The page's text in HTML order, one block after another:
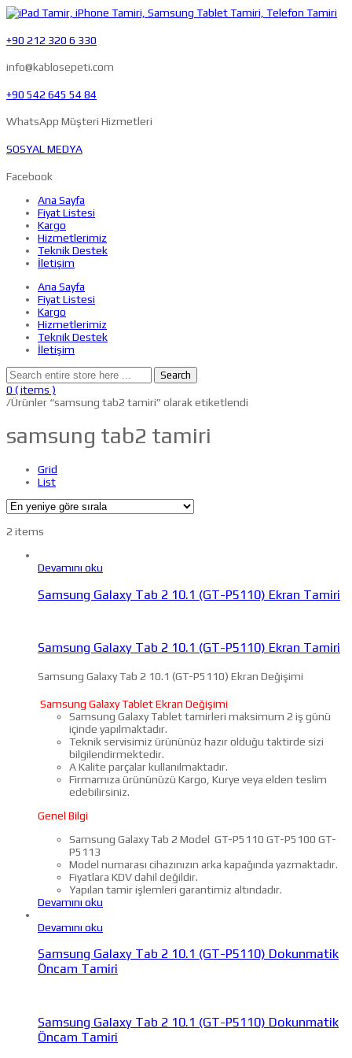
+90 212 320 6 330
info@kablosepeti.com
+90 542 645 54 84
WhatsApp Müşteri Hizmetleri
SOSYAL MEDYA
Facebook
Ana Sayfa
Fiyat Listesi
Kargo
Hizmetlerimiz
Teknik Destek
İletişim
Ana Sayfa
Fiyat Listesi
Kargo
Hizmetlerimiz
Teknik Destek
İletişim
Search
0 ( items )
/Ürünler “samsung tab2 tamiri” olarak etiketlendi
samsung tab2 tamiri
Grid
List
2 items
Devamını oku
Samsung Galaxy Tab 2 10.1 (GT-P5110) Ekran Tamiri
Samsung Galaxy Tab 2 10.1 (GT-P5110) Ekran Tamiri
Samsung Galaxy Tab 2 10.1 (GT-P5110) Ekran Değişimi
Samsung Galaxy Tablet Ekran Değişimi
Samsung Galaxy Tablet tamirleri maksimum 2 iş günü
içinde yapılmaktadır.
Teknik servisimiz ürününüz hazır olduğu taktirde sizi
bilgilendirmektedir.
A Kalite parçalar kullanılmaktadır.
Firmamıza ürününüzü Kargo, Kurye veya elden teslim
edebilirsiniz.
Genel Bilgi
Samsung Galaxy Tab 2 Model GT-P5110 GT-P5100 GT-
P5113
Model numarası cihazınızın arka kapağında yazmaktadır.
Fiyatlara KDV dahil değildir.
Yapılan tamir işlemleri garantimiz altındadır.
Devamını oku
Devamını oku
Samsung Galaxy Tab 2 10.1 (GT-P5110) Dokunmatik
Öncam Tamiri
Samsung Galaxy Tab 2 10.1 (GT-P5110) Dokunmatik
Öncam Tamiri